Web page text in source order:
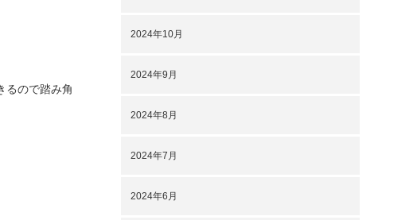
るので踏み角
2024年10月
2024年9月
2024年8月
2024年7月
2024年6月